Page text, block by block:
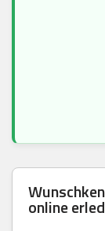
online